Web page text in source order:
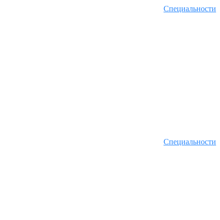
Специальности
Специальности